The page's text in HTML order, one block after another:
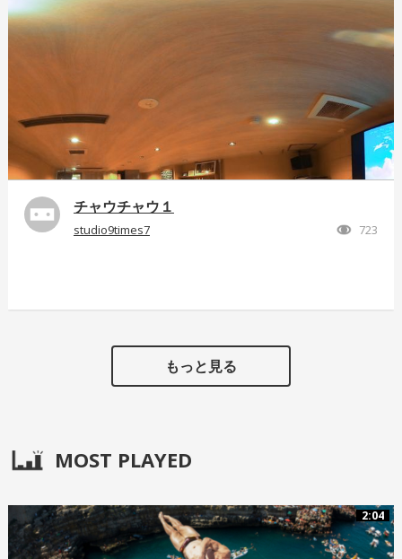
チャウチャウ１
studio9times7 723
もっと見る
MOST PLAYED
2:04